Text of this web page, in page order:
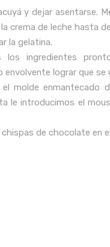
y dejar asentarse.
crema de leche hasta
la gelatina.
ingredientes
lograr que se
molde enmantecado
le introducimos el
de chocolate en